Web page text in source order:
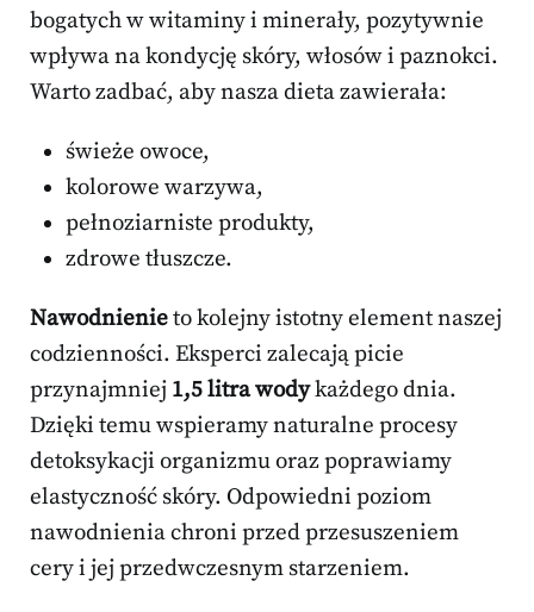
bogatych w witaminy i minerały, pozytywnie
wpływa na kondycję skóry, włosów i paznokci.
Warto zadbać, aby nasza dieta zawierała:
świeże owoce,
kolorowe warzywa,
pełnoziarniste produkty,
zdrowe tłuszcze.
Nawodnienieto kolejny istotny element naszej
codzienności. Eksperci zalecają picie
przynajmniej 1,5 litra wodykażdego dnia.
Dzięki temu wspieramy naturalne procesy
detoksykacji organizmu oraz poprawiamy
elastyczność skóry. Odpowiedni poziom
nawodnienia chroni przed przesuszeniem
cery i jej przedwczesnym starzeniem.